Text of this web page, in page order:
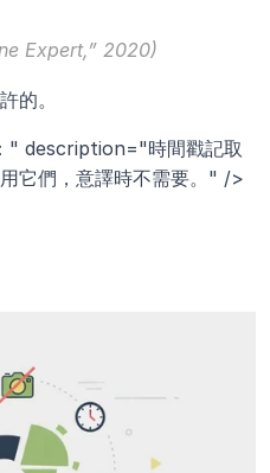
Expert,” 2020)
的。
" description="時間戳記取
它們，意譯時不需要。" />